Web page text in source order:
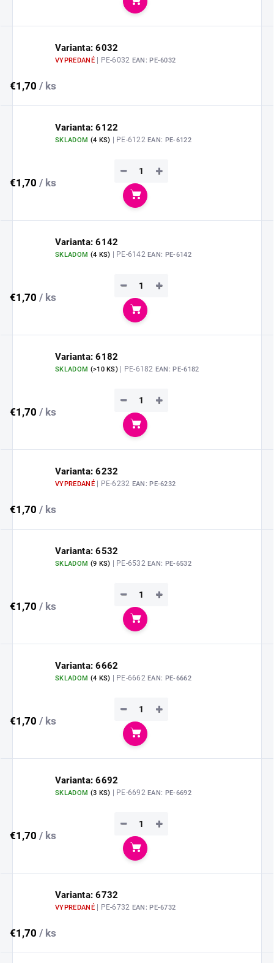
Do košíka
Varianta: 6032
VYPREDANÉ | PE-6032 EAN: PE-6032
€1,70 / ks
Varianta: 6122
SKLADOM (4 KS) | PE-6122EAN: PE-6122
€1,70 / ks
+
−
Do košíka
Varianta: 6142
SKLADOM (4 KS) | PE-6142EAN: PE-6142
€1,70 / ks
+
−
Do košíka
Varianta: 6182
SKLADOM (>10 KS) | PE-6182 EAN: PE-6182
€1,70 / ks
+
−
Do košíka
Varianta: 6232
VYPREDANÉ | PE-6232 EAN: PE-6232
€1,70 / ks
Varianta: 6532
SKLADOM (9 KS) | PE-6532EAN: PE-6532
€1,70 / ks
+
−
Do košíka
Varianta: 6662
SKLADOM (4 KS) | PE-6662EAN: PE-6662
€1,70 / ks
+
−
Do košíka
Varianta: 6692
SKLADOM (3 KS) | PE-6692EAN: PE-6692
€1,70 / ks
+
−
Do košíka
Varianta: 6732
VYPREDANÉ | PE-6732 EAN: PE-6732
€1,70 / ks